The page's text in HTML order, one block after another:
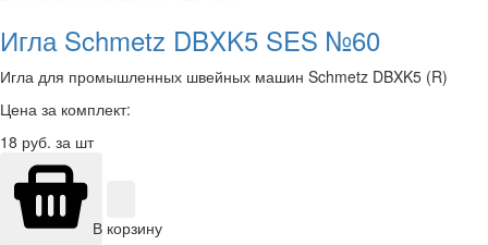
Игла Schmetz DBXK5 SES №60
Игла для промышленных швейных машин Schmetz DBXK5 (R)
Цена за комплект:
18 руб. за шт
В корзину